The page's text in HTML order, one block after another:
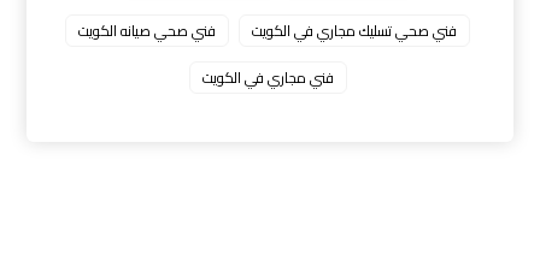
فني صحي تسليك مجاري في الكويت
فني صحي صيانه الكويت
فني مجاري في الكويت